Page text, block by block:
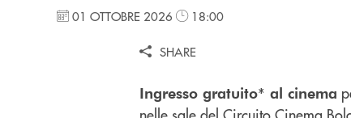
01 OTTOBRE 2026 18:00
SHARE
Ingresso gratuito* al cinema